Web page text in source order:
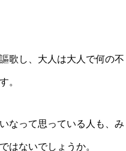
歌し、大人は大人で何の不
。
なって思っている人も、み
はないでしょうか。